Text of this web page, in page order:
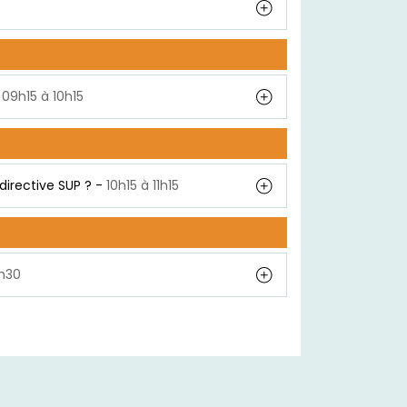
09h15 à 10h15
SUP ? - 10h15 à 11h15
12h30